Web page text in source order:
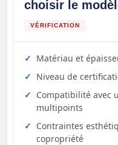
choisir le
VÉRIFICATION
Matériau et
Niveau de
Compatibilité avec
multipoints
Contraintes
copropriété